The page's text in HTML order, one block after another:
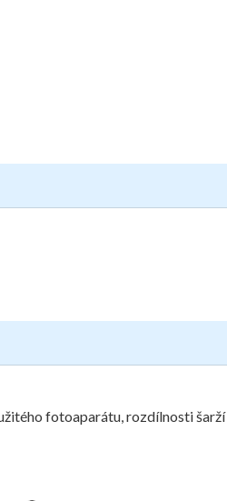
fotoaparátu, rozdílnosti